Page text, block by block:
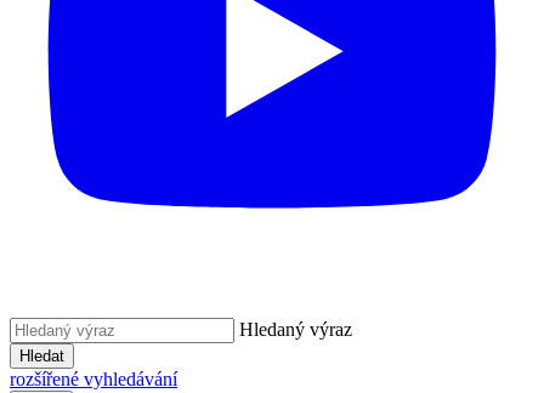
Hledaný výraz
Hledat
rozšířené vyhledávání